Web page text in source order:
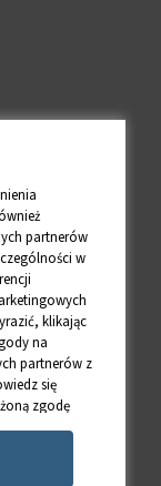
partnerów
w
klikając
na
partnerów z
się
zgodę
cookie
zgody